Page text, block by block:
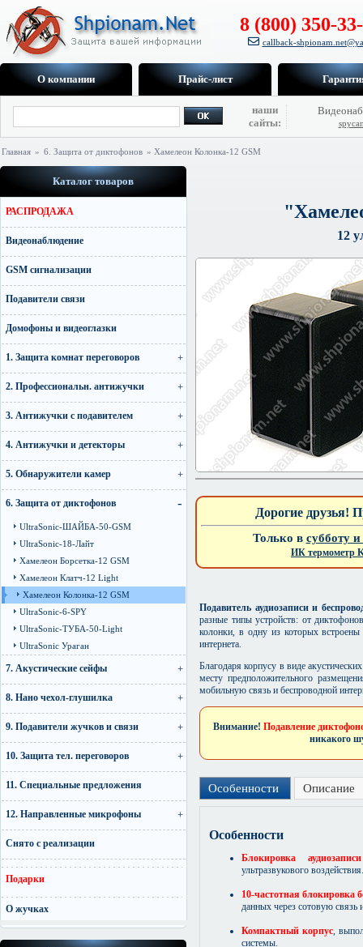
8 (800) 350-
callback-
О компании Прайс-лист
наши
сайты:
Главная » 6. Защита от диктофонов » Хамелеон Колонка-12 GSM
Каталог товаров
РАСПРОДАЖА
Видеонаблюдение
GSM сигнализации
Подавители связи
Домофоны и видеоглазки
1. Защита комнат переговоров
2. Профессиональн. антижучки
3. Антижучки с подавителем
4. Антижучки и детекторы
5. Обнаружители камер
6. Защита от диктофонов
UltraSonic-ШАЙБА-50-GSM
UltraSonic-18-Лайт
Хамелеон Борсетка-12 GSM
Хамелеон Клатч-12 Light
Хамелеон Колонка-12 GSM
UltraSonic-6-SPY
UltraSonic-ТУБА-50-Light
UltraSonic Ураган
7. Акустические сейфы
8. Нано чехол-глушилка
9. Подавители жучков и связи
10. Защита тел. переговоров
11. Специальные предложения
12. Направленные микрофоны
Снято с реализации
Подарки
О жучках
12
Дорогие друзья!
Только в субботу и
ИК термометр
Подавитель аудиозаписи и
разные типы устройств: от
колонки, в одну из которых встроены
интернета.
Благодаря корпусу в виде
месту предположительного
мобильную связь и беспроводной
Внимание! Подавление
никакого
Особенности Описание
Особенности
Блокировка
ультразвукового воздействия.
10-частотная блокировка
данных через сотовую связь
Компактный корпус,
системы.